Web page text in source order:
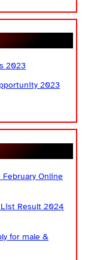
2023
2023
Online
Result 2024
for male &